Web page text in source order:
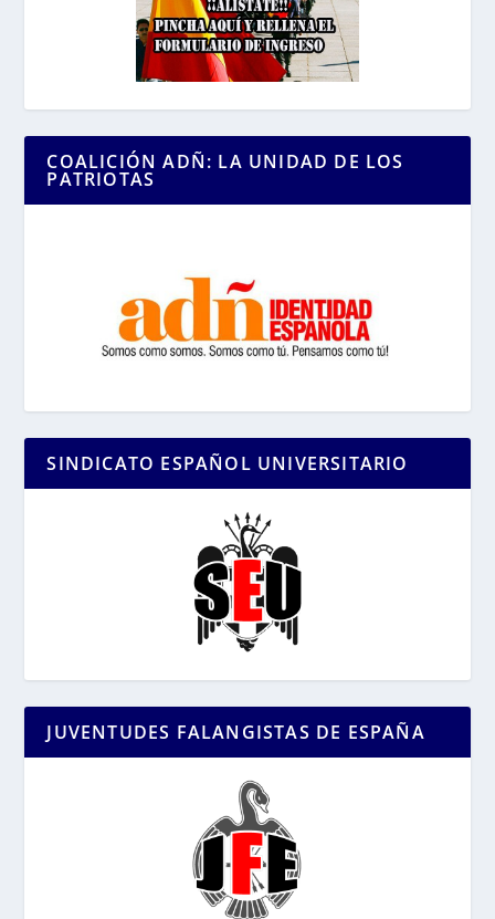
COALICIÓN ADÑ: LA UNIDAD DE LOS
PATRIOTAS
SINDICATO ESPAÑOL UNIVERSITARIO
JUVENTUDES FALANGISTAS DE ESPAÑA